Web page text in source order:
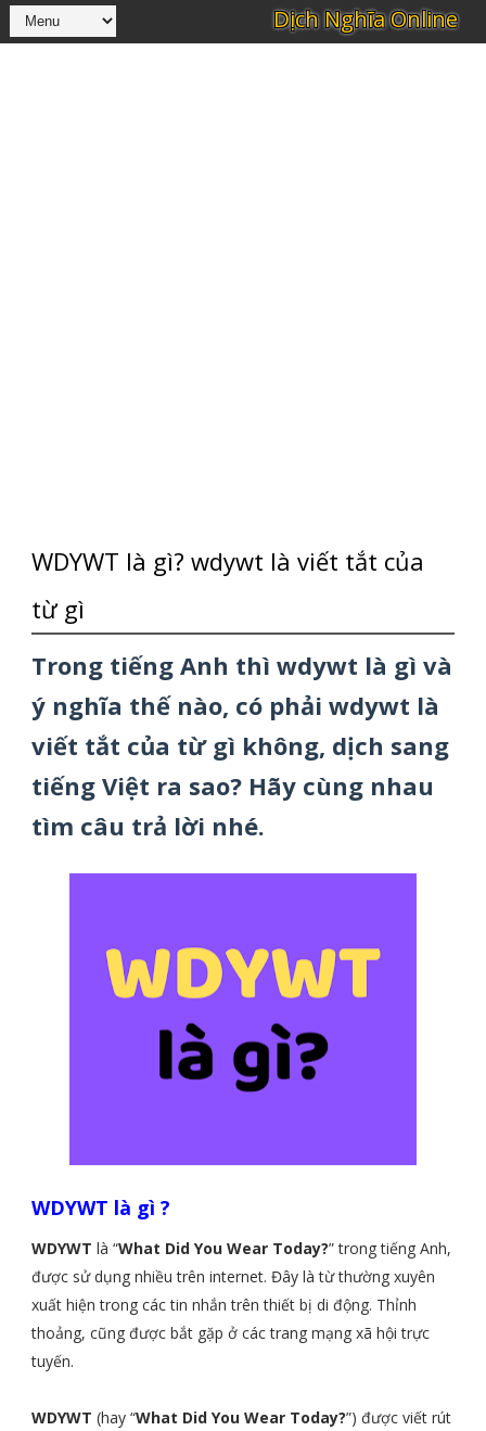
WDYWT là gì? wdywt là viết tắt của
từ gì
Trong tiếng Anh thì wdywt là gì và
ý nghĩa thế nào, có phải wdywt là
viết tắt của từ gì không, dịch sang
tiếng Việt ra sao? Hãy cùng nhau
tìm câu trả lời nhé.
WDYWT là gì ?
WDYWT là “What Did You Wear Today?” trong tiếng Anh,
được sử dụng nhiều trên internet. Đây là từ thường xuyên
xuất hiện trong các tin nhắn trên thiết bị di động. Thỉnh
thoảng, cũng được bắt gặp ở các trang mạng xã hội trực
tuyến.
WDYWT (hay “What Did You Wear Today?”) được viết rút